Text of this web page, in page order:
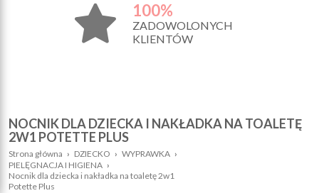
100%
ZADOWOLONYCH
KLIENTÓW
NOCNIK DLA DZIECKA I NAKŁADKA NA TOALETĘ
2W1 POTETTE PLUS
Strona główna › DZIECKO › WYPRAWKA ›
PIELĘGNACJA I HIGIENA ›
Nocnik dla dziecka i nakładka na toaletę 2w1
Potette Plus